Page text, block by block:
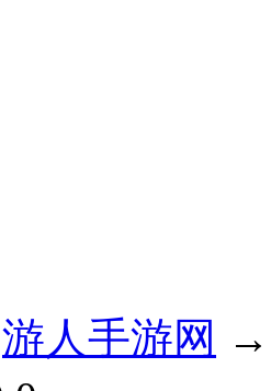
游人手游网